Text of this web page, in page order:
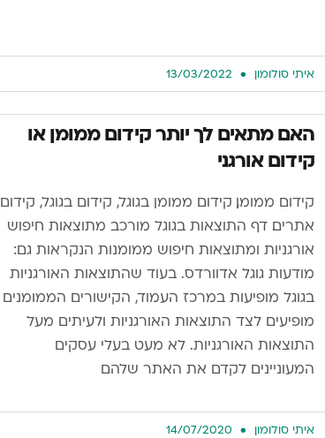
איתי סולומון
האם מתאים לך יותר קידום ממומן או
קידום אורגני
קידום ממומן, קידום ממומן בגוגל, קידום בגוגל, קידום
אתרים. דף התוצאות בגוגל מורכב מתוצאות חיפוש
אורגניות ומתוצאות חיפוש ממומנות הנקראות גם:
מודעות גוגל אדוורדס. בעוד שהתוצאות האורגניות
בגוגל מופיעות במרכז העמוד, הקישורים הממומנים
מופיעים לצד התוצאות האורגניות ולעיתים מעל
התוצאות האורגניות. לא מעט בעלי עסקים
המעוניינים לקדם את האתר שלהם
איתי סולומון